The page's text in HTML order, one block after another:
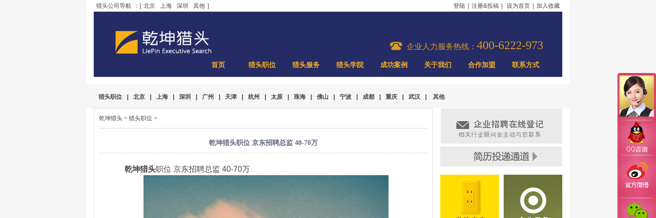
猎头公司导航 ：[ 北京 上海 深圳 其他 ] 登陆 注册&投稿 设为首页 加入收藏
企业人力服务热线： 400-6222-973
首页 猎头职位 猎头服务 猎头学院 成功案例 关于我们 合作加盟 联系方式
猎头职位 北京 上海 深圳 广州 天津 杭州 太原 珠海 佛山 宁波 成都 重庆 武汉 其他
乾坤猎头 > 猎头职位 >
乾坤猎头职位 京东招聘总监 40-70万
乾坤猎头职位 京东招聘总监 40-70万